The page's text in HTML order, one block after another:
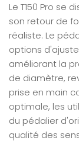
Le T150 Pro se
son retour de
réaliste. Le
options
améliorant la
de diamètre,
prise en main
optimale, les
du pédalier
qualité des